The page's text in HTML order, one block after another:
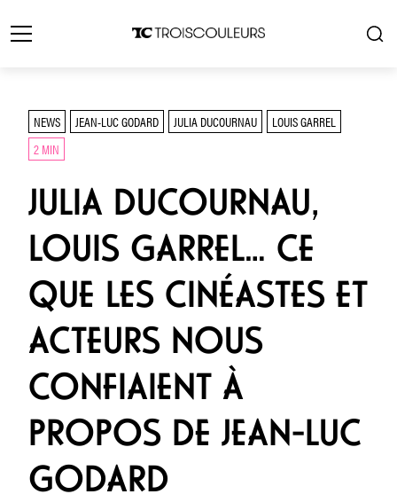
NEWS JEAN-LUC GODARD JULIA DUCOURNAU
LOUIS GARREL
2 MIN
JULIA DUCOURNAU,
LOUIS GARREL… CE
QUE LES CINÉASTES ET
ACTEURS NOUS
CONFIAIENT À
PROPOS DE JEAN-LUC
GODARD